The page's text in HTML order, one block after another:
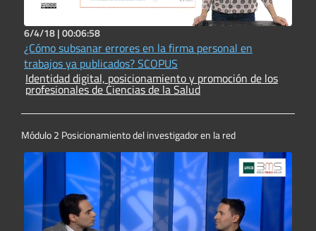
6/4/18 |00:06:58
¿Cómo subsanar errores en la firma personal en
trabajos ya publicados? SCOPUS
Identidad digital, posicionamiento y promoción de los
profesionales de Ciencias de la Salud
Módulo 2 Posicionamiento del investigador en la red